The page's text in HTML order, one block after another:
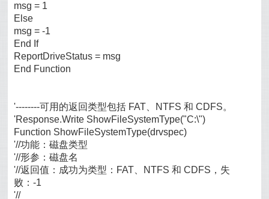
msg = 1
Else
msg = -1
End If
ReportDriveStatus = msg
End Function
'--------可用的返回类型包括 FAT、NTFS 和 CDFS。
'Response.Write ShowFileSystemType("C:\")
Function ShowFileSystemType(drvspec)
'//功能：磁盘类型
'//形参：磁盘名
'//返回值：成功为类型：FAT、NTFS 和 CDFS，失
败：-1
'//